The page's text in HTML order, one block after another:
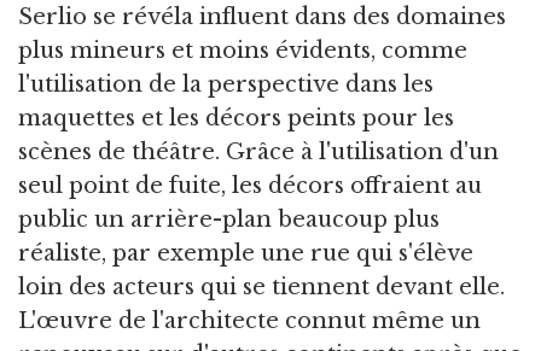
Serlio se révéla influent dans des domaines
plus mineurs et moins évidents, comme
l'utilisation de la perspective dans les
maquettes et les décors peints pour les
scènes de théâtre. Grâce à l'utilisation d'un
seul point de fuite, les décors offraient au
public un arrière-plan beaucoup plus
réaliste, par exemple une rue qui s'élève
loin des acteurs qui se tiennent devant elle.
L'œuvre de l'architecte connut même un